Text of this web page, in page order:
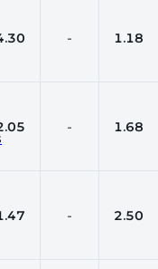
- 1.18
- 1.68
- 2.50